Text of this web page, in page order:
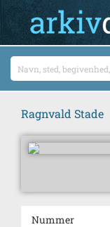
Ragnvald Stade
Nummer